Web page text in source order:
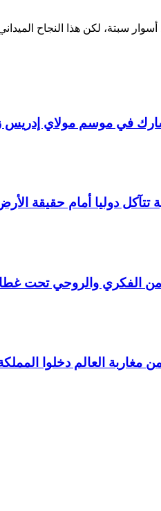
سبتة، لكن هذا النجاح
تشارك في موسم مولاي
دوليا أمام حقيقة
الفكري والروحي تحت غطاء